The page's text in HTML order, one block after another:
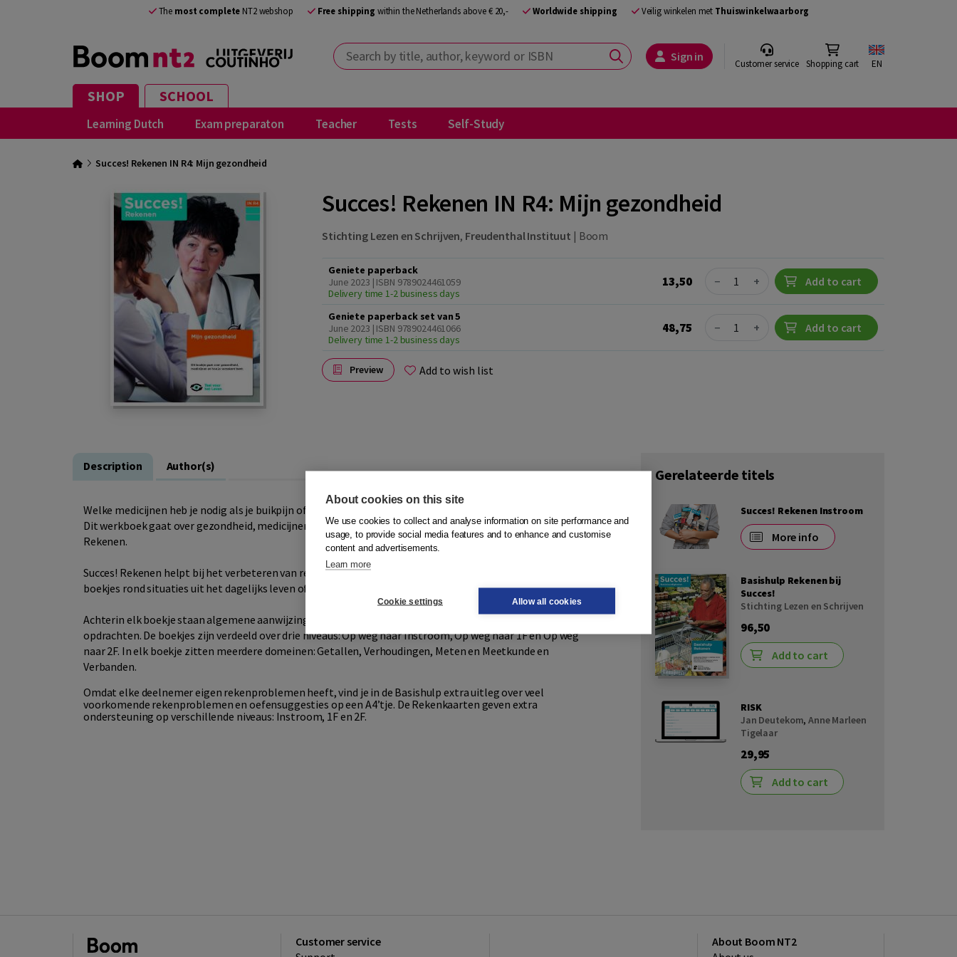
The most complete NT2 webshop Free shipping within the Netherlands above € 20,- Worldwide shipping Veilig winkelen met Thuiswinkelwaarborg
Search by title, author, keyword or ISBN Sign in Customer service Shopping cart EN
SHOP SCHOOL
Learning Dutch Exam preparaton Teacher Tests Self-Study
Succes! Rekenen IN R4: Mijn gezondheid
Succes! Rekenen IN R4: Mijn gezondheid
Stichting Lezen en Schrijven, Freudenthal Instituut | Boom
Geniete paperback
June 2023 | ISBN 9789024461059
Delivery time 1-2 business days
13,50 Quantity
− + Add to cart
Geniete paperback set van 5
June 2023 | ISBN 9789024461066
Delivery time 1-2 business days
48,75 Quantity
− + Add to cart
Preview Add to wish list
Description Author(s)
Welke medicijnen heb je nodig als je buikpijn of hoofdpijn hebt? Moet je zelf betalen voor deze medicijnen?
Dit werkboek gaat over gezondheid, medicijnen en hoe je verzekerd bent en is onderdeel van de serie Succes!
Rekenen.
Succes! Rekenen helpt bij het verbeteren van rekenen. De methode bestaat uit een groot aantal losse
boekjes rond situaties uit het dagelijks leven of werk.
Achterin elk boekje staan algemene aanwijzingen voor de begeleider, de antwoorden en tips bij de
opdrachten. De boekjes zijn verdeeld over drie niveaus: Op weg naar Instroom, Op weg naar 1F en Op weg
naar 2F. In elk boekje zitten meerdere domeinen: Getallen, Verhoudingen, Meten en Meetkunde en
Verbanden.
Omdat elke deelnemer eigen rekenproblemen heeft, vind je in de Basishulp extra uitleg over veel
voorkomende rekenproblemen en oefensuggesties op een A4’tje. De Rekenkaarten geven extra
ondersteuning op verschillende niveaus: Instroom, 1F en 2F.
Gerelateerde titels
Succes! Rekenen Instroom
More info
Basishulp Rekenen bij
Succes!
Stichting Lezen en Schrijven
96,50
Add to cart
RISK
Jan Deutekom,Anne Marleen
Tigelaar
29,95
Add to cart
Customer service
About Boom NT2
About cookies on this site
We use cookies to collect and analyse information on site performance and
usage, to provide social media features and to enhance and customise
content and advertisements.
Learn more
Cookie settings Allow all cookies